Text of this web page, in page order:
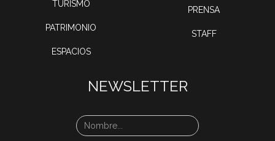
TURISMO
PATRIMONIO
ESPACIOS
PRENSA
STAFF
NEWSLETTER